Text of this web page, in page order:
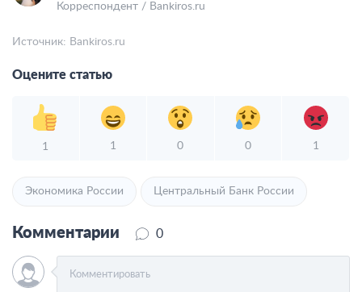
Корреспондент / Bankiros.ru
Источник: Bankiros.ru
Оцените статью
1 1 0 0 1
Экономика России Центральный Банк России
Комментарии 0